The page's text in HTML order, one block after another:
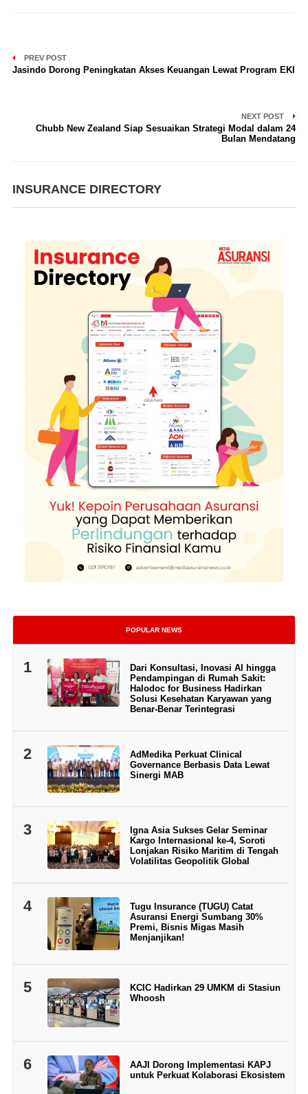
PREV POST
Jasindo Dorong Peningkatan Akses Keuangan Lewat Program EKI
NEXT POST
Chubb New Zealand Siap Sesuaikan Strategi Modal dalam 24
Bulan Mendatang
INSURANCE DIRECTORY
POPULAR NEWS
1
Dari Konsultasi, Inovasi AI hingga
Pendampingan di Rumah Sakit:
Halodoc for Business Hadirkan
Solusi Kesehatan Karyawan yang
Benar-Benar Terintegrasi
2
AdMedika Perkuat Clinical
Governance Berbasis Data Lewat
Sinergi MAB
3
Igna Asia Sukses Gelar Seminar
Kargo Internasional ke-4, Soroti
Lonjakan Risiko Maritim di Tengah
Volatilitas Geopolitik Global
4
Tugu Insurance (TUGU) Catat
Asuransi Energi Sumbang 30%
Premi, Bisnis Migas Masih
Menjanjikan!
5
KCIC Hadirkan 29 UMKM di Stasiun
Whoosh
6
AAJI Dorong Implementasi KAPJ
untuk Perkuat Kolaborasi Ekosistem